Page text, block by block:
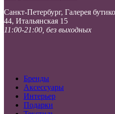
Санкт-Петербург, Галерея
44, Итальянская 15
11:00-21:00, без выходных
Бренды
Аксессуары
Интерьер
Подарки